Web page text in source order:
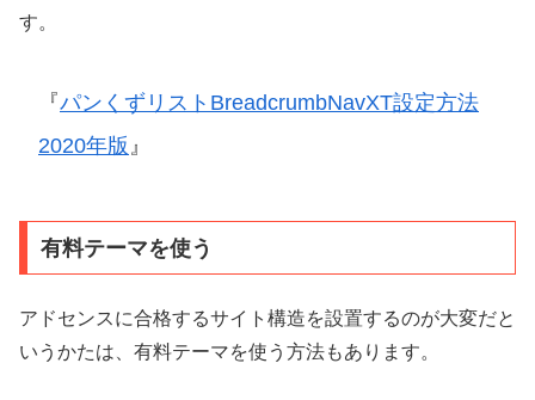
す。
『パンくずリストBreadcrumbNavXT設定方法
2020年版 』
有料テーマを使う
アドセンスに合格するサイト構造を設置するのが大変だと
いうかたは、有料テーマを使う方法もあります。